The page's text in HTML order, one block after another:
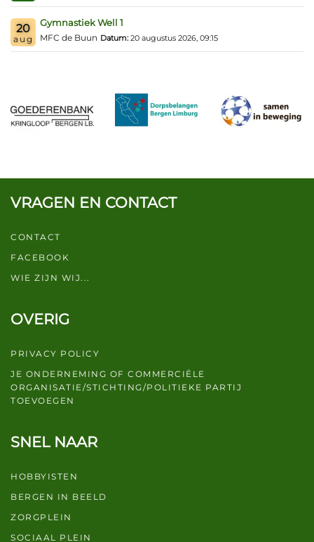
20
aug
Gymnastiek Well 1
MFC de Buun Datum: 20 augustus 2026, 09:15
VRAGEN EN CONTACT
CONTACT
FACEBOOK
WIE ZIJN WIJ...
OVERIG
PRIVACY POLICY
JE ONDERNEMING OF COMMERCIËLE
ORGANISATIE/STICHTING/POLITIEKE PARTIJ
TOEVOEGEN
SNEL NAAR
HOBBYISTEN
BERGEN IN BEELD
ZORGPLEIN
SOCIAAL PLEIN